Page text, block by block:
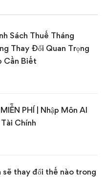
Sách Thuế Tháng
Thay Đổi Quan Trọng
Cần Biết
PHÍ | Nhập Môn AI
Chính
sẽ thay đổi thế nào trong